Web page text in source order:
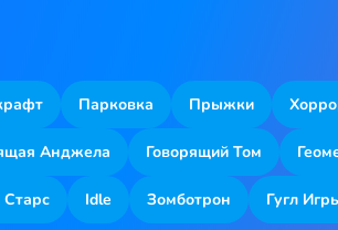
Парковка Прыжки
Анджела Говорящий Том
Старс Idle Зомботрон Гугл